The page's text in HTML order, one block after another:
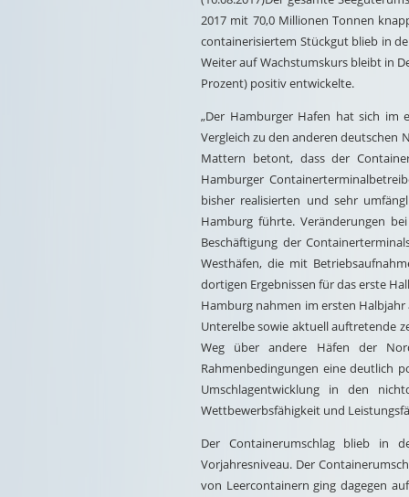
2017 mit 70,0 Millionen Tonnen
containerisiertem Stückgut blieb in
Weiter auf Wachstumskurs bleibt in
Prozent) positiv entwickelte.
„Der Hamburger Hafen hat sich im
Vergleich zu den anderen deutschen
Mattern betont, dass der
Hamburger
bisher realisierten und sehr
Hamburg führte. Veränderungen
Beschäftigung der
Westhäfen, die mit
dortigen Ergebnissen für das erste
Hamburg nahmen im ersten
Unterelbe sowie aktuell auftretende
Weg über andere Häfen der
Rahmenbedingungen eine deutlich
Umschlagentwicklung in den
Wettbewerbsfähigkeit und
Der Containerumschlag blieb in
Vorjahresniveau. Der
von Leercontainern ging dagegen